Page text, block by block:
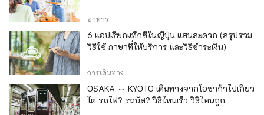
อาหาร
6 แอปเรียกแท็กซี่ในญี่ปุ่น แสนสะดวก (สรุปรวม
วิธีใช้ ภาษาที่ให้บริการ และวิธีชำระเงิน)
การเดินทาง
OSAKA ⇔ KYOTO เดินทางจากโอซาก้าไปเกียว
โต รถไฟ? รถบัส? วิธีไหนเร็ว วิธีไหนถูก